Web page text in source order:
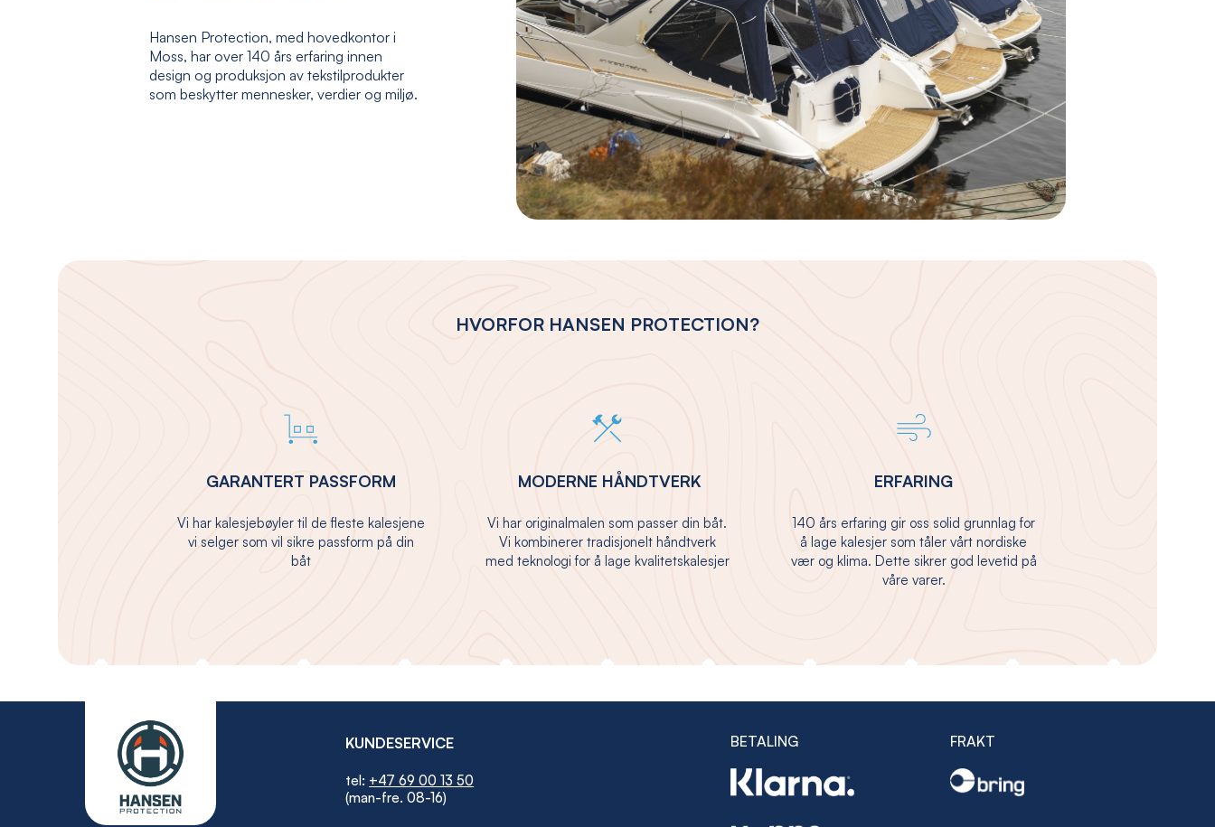
Hansen Protection, med hovedkontor i
Moss, har over 140 års erfaring innen
design og produksjon av tekstilprodukter
som beskytter mennesker, verdier og miljø.
HVORFOR HANSEN PROTECTION?
GARANTERT PASSFORM
Vi har kalesjebøyler til de fleste kalesjene
vi selger som vil sikre passform på din
båt
MODERNE HÅNDTVERK
Vi har originalmalen som passer din båt.
Vi kombinerer tradisjonelt håndtverk
med teknologi for å lage kvalitetskalesjer
ERFARING
140 års erfaring gir oss solid grunnlag for
å lage kalesjer som tåler vårt nordiske
vær og klima. Dette sikrer god levetid på
våre varer.
KUNDESERVICE
tel: +47 69 00 13 50
(man-fre. 08-16)
BETALING FRAKT